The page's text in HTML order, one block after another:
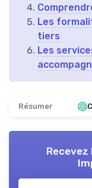
Les
tiers
Les
Résumer